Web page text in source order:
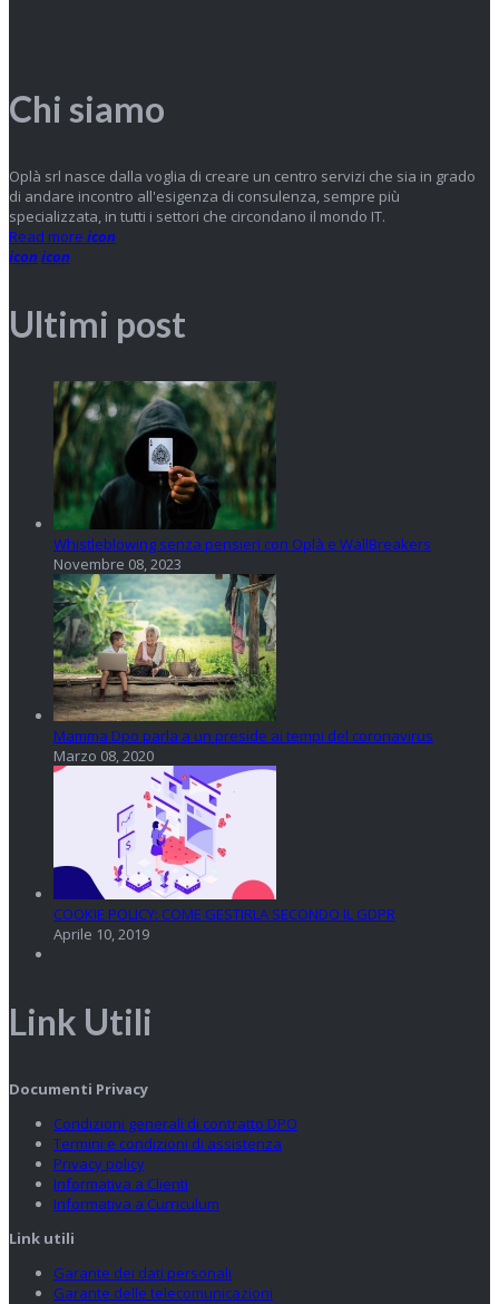
Chi siamo
Oplà srl nasce dalla voglia di creare un centro servizi che sia in grado
di andare incontro all'esigenza di consulenza, sempre più
specializzata, in tutti i settori che circondano il mondo IT.
Read more icon
iconicon
Ultimi post
Whistleblowing senza pensieri con Oplà e WallBreakers
Novembre 08, 2023
Mamma Dpo parla a un preside ai tempi del coronavirus
Marzo 08, 2020
COOKIE POLICY: COME GESTIRLA SECONDO IL GDPR
Aprile 10, 2019
Link Utili
Documenti Privacy
Condizioni generali di contratto DPO
Termini e condizioni di assistenza
Privacy policy
Informativa a Clienti
Informativa a Curriculum
Link utili
Garante dei dati personali
Garante delle telecomunicazioni